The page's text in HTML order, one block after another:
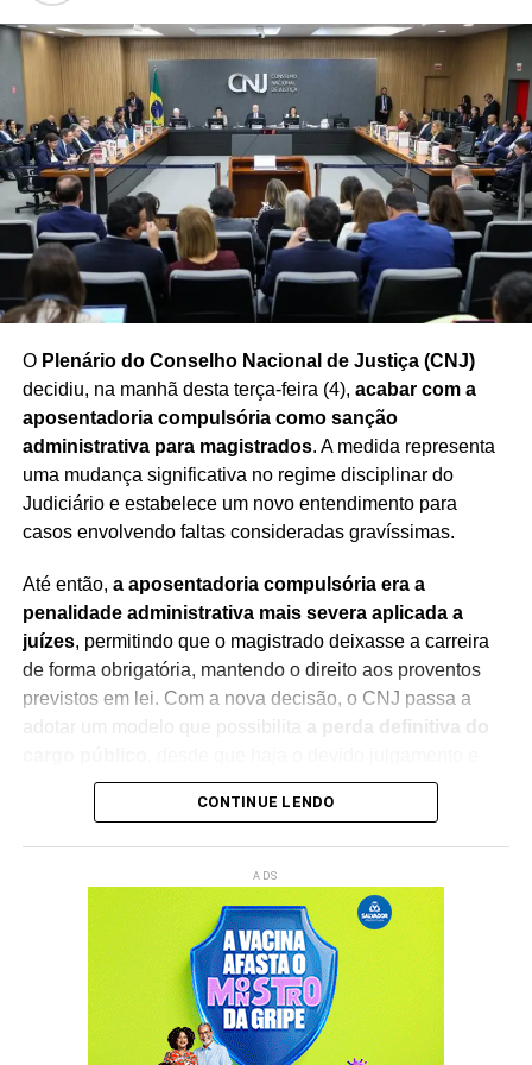
especialistas destacam queas intenções de voto
podem variar ao longo do processo eleitoral,
influenciadas por fatores econômicos, sociais, decisões
partidárias e acontecimentos do cenário nacional.
Redação Saiba+
O Plenário do Conselho Nacional de Justiça (CNJ)
decidiu, na manhã desta terça-feira (4), acabar com a
aposentadoria compulsória como sanção
administrativa para magistrados. A medida representa
uma mudança significativa no regime disciplinar do
Judiciário e estabelece um novo entendimento para
casos envolvendo faltas consideradas gravíssimas.
Até então, a aposentadoria compulsória era a
penalidade administrativa mais severa aplicada a
juízes, permitindo que o magistrado deixasse a carreira
de forma obrigatória, mantendo o direito aos proventos
previstos em lei. Com a nova decisão, o CNJ passa a
adotar um modelo que possibilita
a perda definitiva do
observância das regras constitucionais.
Supremo Tribunal Federal (STF). Na abertura dos
trabalhos, o ministro destacou a importância do debate
institucional e ressaltou que a decisão representa um
avanço no aperfeiçoamento dos mecanismos de
responsabilização e integridade no Poder Judiciário.
A nova diretriz fortalece a responsabilização de
CONTINUE LENDO
ADS